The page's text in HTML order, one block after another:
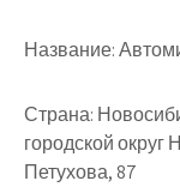
Название:
Страна:
городской округ
Петухова, 87